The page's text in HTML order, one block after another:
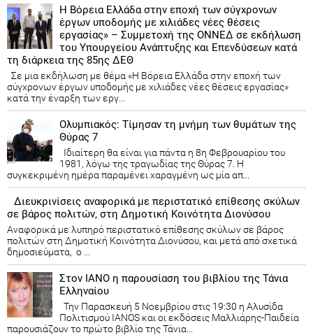
Η Βόρεια Ελλάδα στην εποχή των σύγχρονων
έργων υποδομής με χιλιάδες νέες θέσεις
εργασίας» – Συμμετοχή της ΟΝΝΕΔ σε εκδήλωση
του Υπουργείου Ανάπτυξης και Επενδύσεων κατά
τη διάρκεια της 85ης ΔΕΘ
Σε μια εκδήλωση με θέμα «Η Βόρεια Ελλάδα στην εποχή των
σύγχρονων έργων υποδομής με χιλιάδες νέες θέσεις εργασίας»
κατά την έναρξη των εργ...
Ολυμπιακός: Τίμησαν τη μνήμη των θυμάτων της
Θύρας 7
Ιδιαίτερη θα είναι για πάντα η 8η Φεβρουαρίου του
1981, λόγω της τραγωδίας της Θύρας 7. Η
συγκεκριμένη ημέρα παραμένει χαραγμένη ως μία απ...
Διευκρινίσεις αναφορικά με περιστατικό επίθεσης σκύλων
σε βάρος πολιτών, στη Δημοτική Κοινότητα Διονύσου
Αναφορικά με λυπηρό περιστατικό επίθεσης σκύλων σε βάρος
πολιτών στη Δημοτική Κοινότητα Διονύσου, και μετά από σχετικά
δημοσιεύματα, ο ...
Στον ΙΑΝΟ η παρουσίαση του βιβλίου της Τάνια
Ελληναίου
Την Παρασκευή 5 Νοεμβρίου στις 19:30 η Αλυσίδα
Πολιτισμού IANOS και οι εκδόσεις Μαλλιάρης-Παιδεία
παρουσιάζουν το πρώτο βιβλίο της Τάνια...